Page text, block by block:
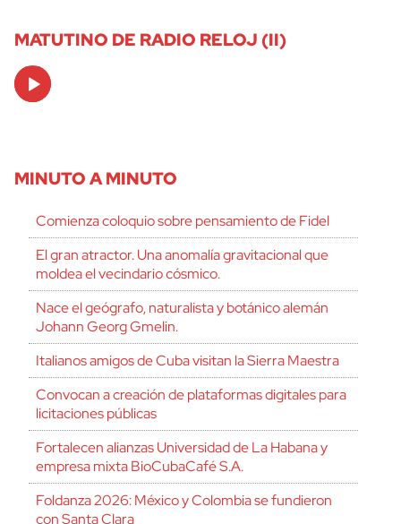
MATUTINO DE RADIO RELOJ (II)
Audio
Player
MINUTO A MINUTO
Comienza coloquio sobre pensamiento de Fidel
El gran atractor. Una anomalía gravitacional que
moldea el vecindario cósmico.
Nace el geógrafo, naturalista y botánico alemán
Johann Georg Gmelin.
Italianos amigos de Cuba visitan la Sierra Maestra
Convocan a creación de plataformas digitales para
licitaciones públicas
Fortalecen alianzas Universidad de La Habana y
empresa mixta BioCubaCafé S.A.
Foldanza 2026: México y Colombia se fundieron
con Santa Clara